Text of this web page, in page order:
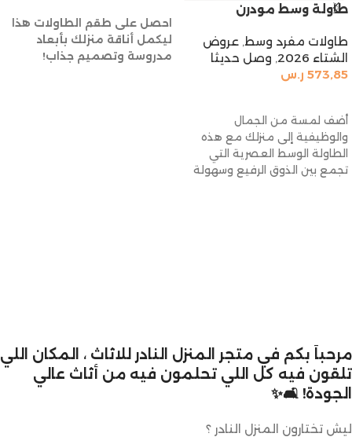
طاولة وسط مودرن
طاولات مفرد وسط, عروض
الشتاء 2026
, وصل حديثا
573,85 ر.س
أضف لمسة من الجمال
والوظيفية إلى منزلك مع هذه
الطاولة الوسط العصرية التي
تجمع بين الذوق الرفيع وسهولة
احصل على طقم الطاولات هذا
ليكمل أناقة منزلك بأبعاد
مدروسة وتصميم جذاب!
مرحباً بكم في متجر المنزل النادر للاثاث ، المكان اللي
تلقون فيه كل اللي تحلمون فيه من أثاث عالي
الجودة! 🛋️✨
ليش تختارون المنزل النادر ؟